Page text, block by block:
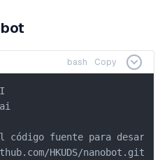
bash Copy
código fuente para
HKUDS/nanobot.git